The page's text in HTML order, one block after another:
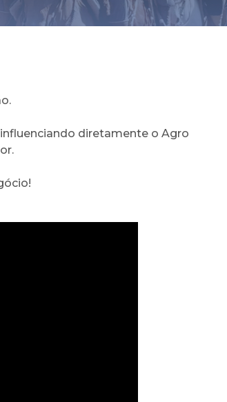
diretamente o Agro